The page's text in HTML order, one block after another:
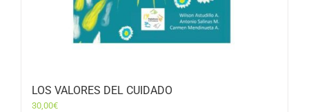
LOS VALORES DEL CUIDADO
30,00€